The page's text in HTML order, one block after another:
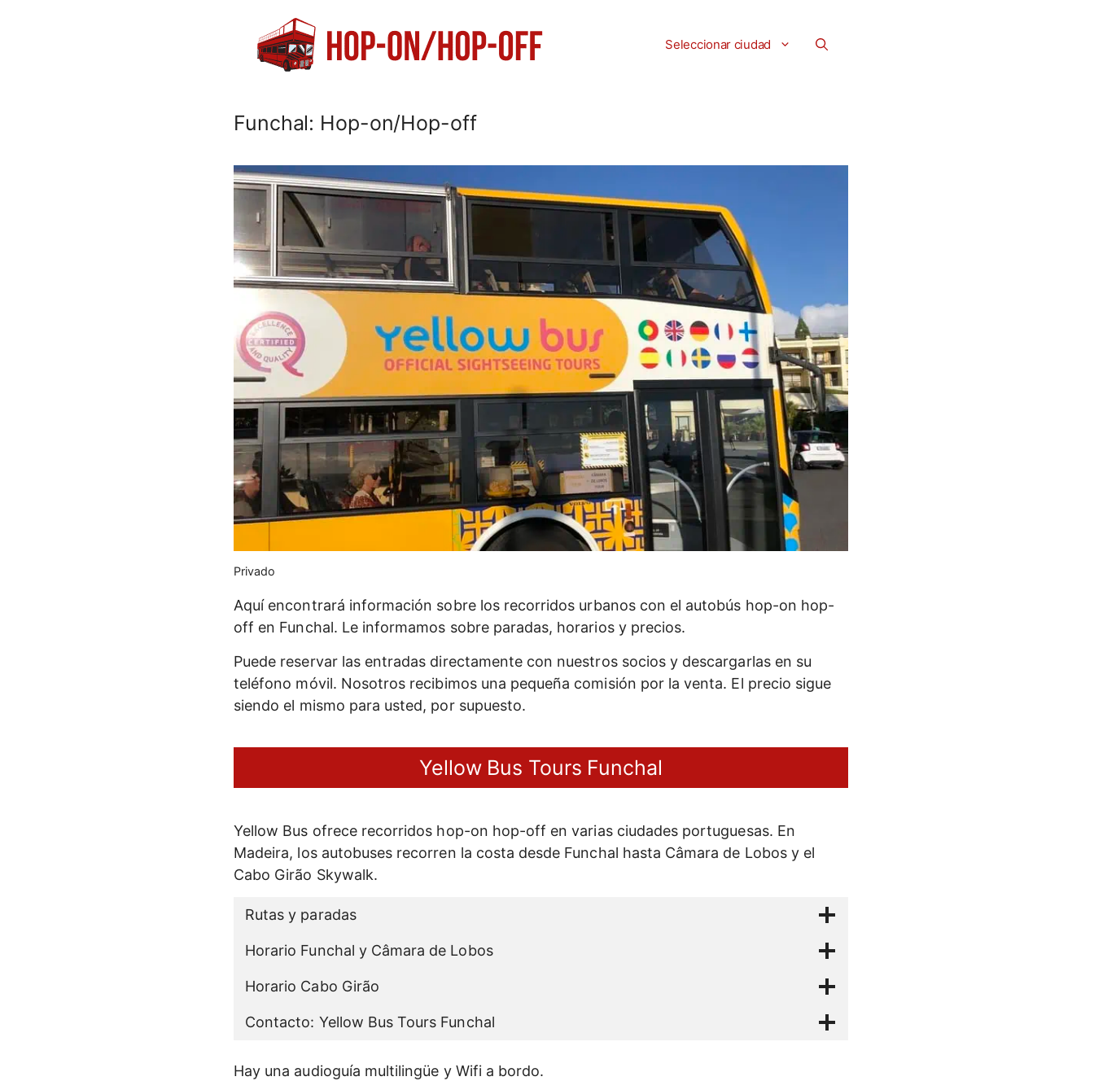
Seleccionar ciudad
Funchal: Hop-on/Hop-off
Privado
Aquí encontrará información sobre los recorridos urbanos con el autobús hop-on hop-
off en Funchal. Le informamos sobre paradas, horarios y precios.
Puede reservar las entradas directamente con nuestros socios y descargarlas en su
teléfono móvil. Nosotros recibimos una pequeña comisión por la venta. El precio sigue
siendo el mismo para usted, por supuesto.
Yellow Bus Tours Funchal
Yellow Bus ofrece recorridos hop-on hop-off en varias ciudades portuguesas. En
Madeira, los autobuses recorren la costa desde Funchal hasta Câmara de Lobos y el
Cabo Girão Skywalk.
Rutas y paradas
Horario Funchal y Câmara de Lobos
Horario Cabo Girão
Contacto: Yellow Bus Tours Funchal
Hay una audioguía multilingüe y Wifi a bordo.